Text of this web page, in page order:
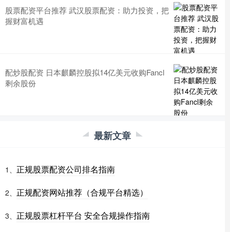
股票配资平台推荐 武汉股票配资：助力投资，把
握财富机遇
配炒股配资 日本麒麟控股拟14亿美元收购Fancl
剩余股份
最新文章
1、 正规股票配资公司排名指南
2、 正规配资网站推荐（合规平台精选）
3、 正规股票杠杆平台 安全合规操作指南